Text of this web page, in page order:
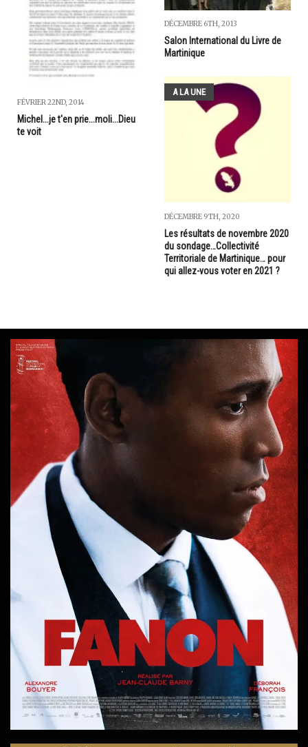
FÉVRIER 22ND, 2014
Michel...je t'en prie...moli...Dieu
te voit
DÉCEMBRE 6TH, 2013
Salon International du Livre de
Martinique
A LA UNE
DÉCEMBRE 9TH, 2020
Les résultats de novembre 2020
du sondage…Collectivité
Territoriale de Martinique… pour
qui allez-vous voter en 2021 ?